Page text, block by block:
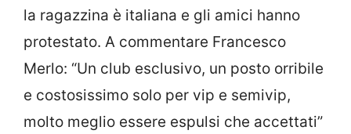
la ragazzina è italiana e gli amici hanno
protestato. A commentare Francesco
Merlo: “Un club esclusivo, un posto orribile
e costosissimo solo per vip e semivip,
molto meglio essere espulsi che accettati”